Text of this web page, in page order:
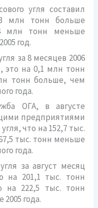
угля составил
млн тонн больше
млн тонн меньше
год.
за 8 месяцев 2006
это на 0,1 млн тонн
тонн больше, чем
года.
ОГА, в августе
предприятиями
что на 152,7 тыс.
тыс. тонн меньше
года.
за август месяц
на 201,1 тыс. тонн
на 222,5 тыс. тонн
года.